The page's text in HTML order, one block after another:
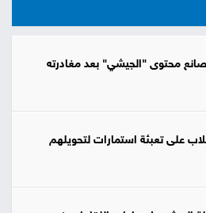
صانع محتوى "الجيشي" بعد مغادرته
على تعبئة استمارات لتحويلهم